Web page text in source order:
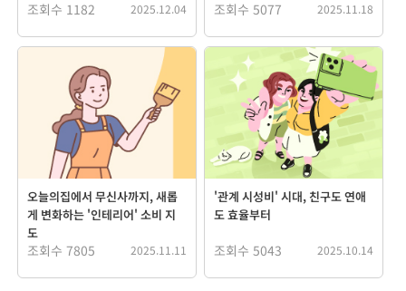
조회수 1182 2025.12.04 조회수 5077 2025.11.18
오늘의집에서 무신사까지, 새롭
게 변화하는 '인테리어' 소비 지
도
조회수 7805 2025.11.11
'관계 시성비' 시대, 친구도 연애
도 효율부터
조회수 5043 2025.10.14